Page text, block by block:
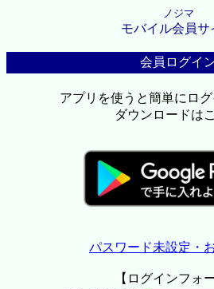
ノジマ
モバイル会員サ
会員ログイ
アプリを使うと簡単にロ
ダウンロードは
パスワード未設定・
【ログインフォ